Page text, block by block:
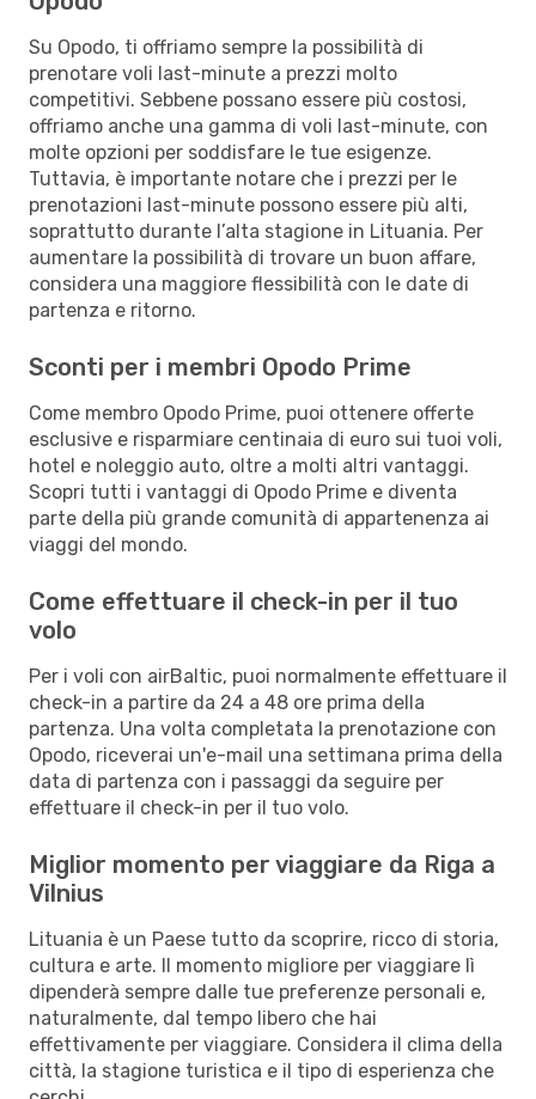
Su Opodo, ti offriamo sempre la possibilità di
prenotare voli last-minute a prezzi molto
competitivi. Sebbene possano essere più costosi,
offriamo anche una gamma di voli last-minute, con
molte opzioni per soddisfare le tue esigenze.
Tuttavia, è importante notare che i prezzi per le
prenotazioni last-minute possono essere più alti,
soprattutto durante l’alta stagione in Lituania. Per
aumentare la possibilità di trovare un buon affare,
considera una maggiore flessibilità con le date di
partenza e ritorno.
Sconti per i membri Opodo Prime
Come membro Opodo Prime, puoi ottenere offerte
esclusive e risparmiare centinaia di euro sui tuoi voli,
hotel e noleggio auto, oltre a molti altri vantaggi.
Scopri tutti i vantaggi di Opodo Prime e diventa
parte della più grande comunità di appartenenza ai
viaggi del mondo.
Come effettuare il check-in per il tuo
volo
Per i voli con airBaltic, puoi normalmente effettuare il
check-in a partire da 24 a 48 ore prima della
partenza. Una volta completata la prenotazione con
Opodo, riceverai un'e-mail una settimana prima della
data di partenza con i passaggi da seguire per
effettuare il check-in per il tuo volo.
Miglior momento per viaggiare da Riga a
Vilnius
Lituania è un Paese tutto da scoprire, ricco di storia,
cultura e arte. Il momento migliore per viaggiare lì
dipenderà sempre dalle tue preferenze personali e,
naturalmente, dal tempo libero che hai
effettivamente per viaggiare. Considera il clima della
città, la stagione turistica e il tipo di esperienza che